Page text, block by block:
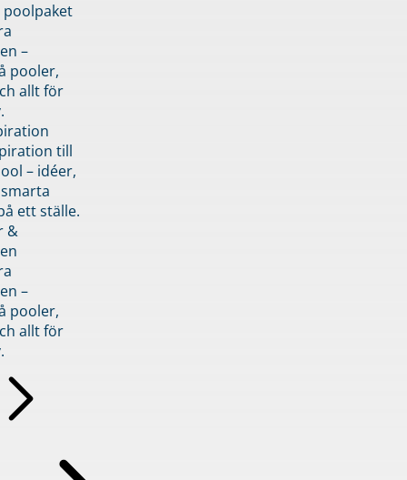
–
pooler,
allt för
till
– idéer,
ett ställe.
&
–
pooler,
allt för